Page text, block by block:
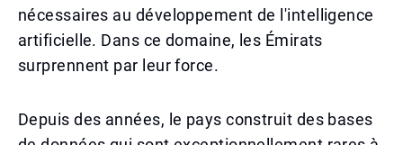
nécessaires au développement de l'intelligence
artificielle. Dans ce domaine, les Émirats
surprennent par leur force.
Depuis des années, le pays construit des bases